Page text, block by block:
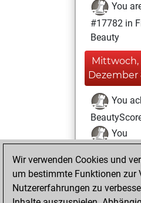
You
#17782 in
Beauty
Mittwoch,
Dezember
You
You
of 1589
You
your Fritz
Wir verwenden Cookies und
um bestimmte Funktionen zur
Nutzererfahrungen zu